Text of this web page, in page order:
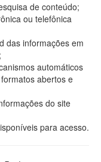
de conteúdo;
ou telefônica
das informações em
automáticos
abertos e
do site
para acesso.